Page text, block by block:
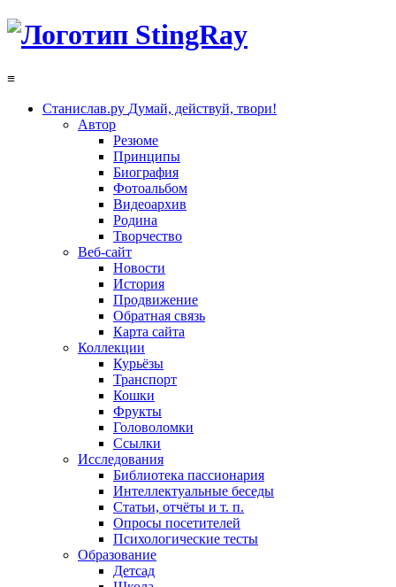
≡
Станислав.ру Думай, действуй, твори!
Автор
Резюме
Принципы
Биография
Фотоальбом
Видеоархив
Родина
Творчество
Веб-сайт
Новости
История
Продвижение
Обратная связь
Карта сайта
Коллекции
Курьёзы
Транспорт
Кошки
Фрукты
Головоломки
Ссылки
Исследования
Библиотека пассионария
Интеллектуальные беседы
Статьи, отчёты и т. п.
Опросы посетителей
Психологические тесты
Образование
Детсад